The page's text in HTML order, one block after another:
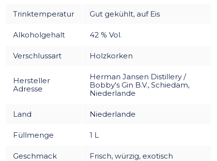
Trinktemperatur Gut gekühlt, auf Eis
Alkoholgehalt 42 % Vol.
Verschlussart Holzkorken
Hersteller
Adresse
Herman Jansen Distillery /
Bobby's Gin B.V., Schiedam,
Niederlande
Land Niederlande
Füllmenge 1 L
Geschmack Frisch, würzig, exotisch